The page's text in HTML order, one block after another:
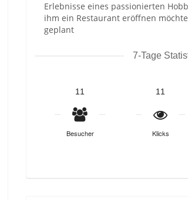
Erlebnisse eines passionierten
ihm ein Restaurant eröffnen
geplant
7-Tage
11
Besucher
11
Klicks